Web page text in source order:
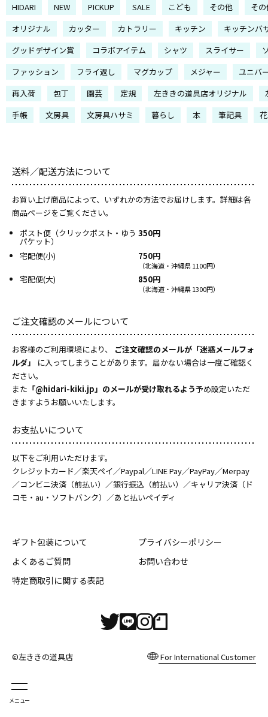
メニュー
HIDARI NEW PICKUP SALE こども その他
そ
オリジナル
カッター カトラリー キッチン
キッチンバ
グッドデザイン賞
コラボアイテム シャツ スライサー
ファッション
フライ返し マグカップ メジャー
ユニバ
再入荷
包丁 園芸 定規 左ききの道具店オリジナル
手帳
文房具 文房具ハサミ 暮らし 本 筆記具
送料／配送方法について
お買い上げ商品によって、いずれかの方法でお届けします。詳細は各
商品ページをご覧ください。
ポスト便（クリックポスト・ゆう
パケット）
350円
宅配便(小) 750円
（北海道・沖縄県 1100円）
宅配便(大) 850円
（北海道・沖縄県 1300円）
ご注文確認のメールについて
お客様のご利用環境により、
ご注文確認のメールが「迷惑メールフォ
ルダ」
に入ってしまうことがあります。届かない場合は一度ご確認く
ださい。
また 「@hidari-kiki.jp」のメールが受け取れるよう予め設定いただ
きますようお願いいたします。
お支払いについて
以下をご利用いただけます。
クレジットカード／楽天ペイ／Paypal／LINE Pay／PayPay／Merpay
／コンビニ決済（前払い）／銀行振込（前払い）／キャリア決済（ド
コモ・au・ソフトバンク）／あと払いペイディ
ギフト包装について
よくあるご質問
特定商取引に関する表記
プライバシーポリシー
お問い合わせ
©左ききの道具店 For International Customer